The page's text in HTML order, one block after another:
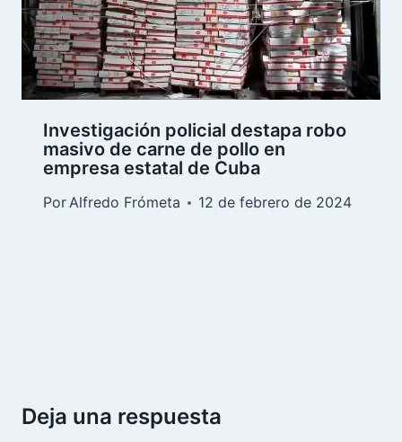
Investigación policial destapa robo
masivo de carne de pollo en
empresa estatal de Cuba
PorAlfredo Frómeta 12 de febrero de 2024
Deja una respuesta